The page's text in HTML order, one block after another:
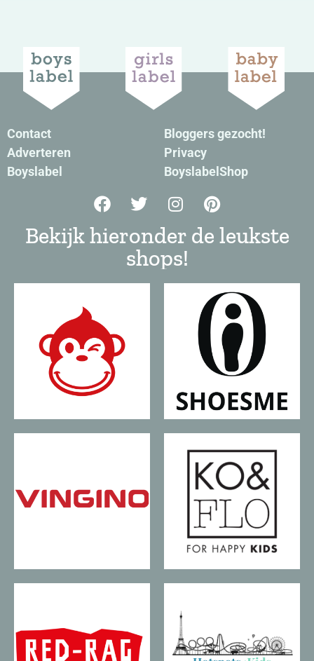
Contact
Adverteren
Boyslabel
Bloggers gezocht!
Privacy
BoyslabelShop
Bekijk hieronder de leukste
shops!